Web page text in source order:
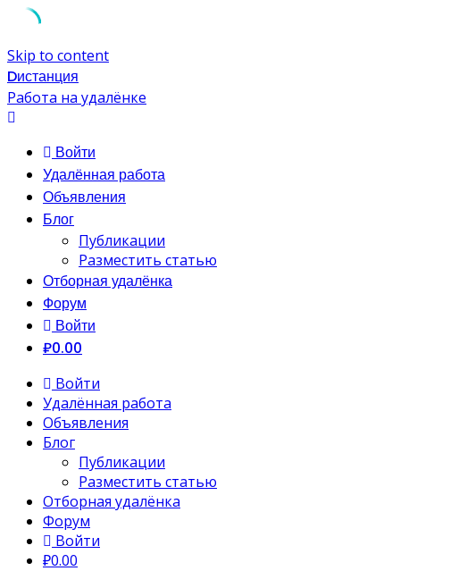
Skip to content
Dистанция
Работа на удалёнке
Войти
Удалённая работа
Объявления
Блог
Публикации
Разместить статью
Отборная удалёнка
Форум
Войти
₽0.00
Войти
Удалённая работа
Объявления
Блог
Публикации
Разместить статью
Отборная удалёнка
Форум
Войти
₽0.00